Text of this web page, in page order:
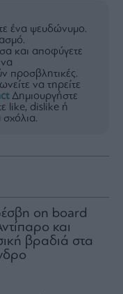
ένα ψευδώνυμο.
και αποφύγετε
προσβλητικές.
να τηρείτε
Δημιουργήστε
like, dislike ή
on board
και
βραδιά στα